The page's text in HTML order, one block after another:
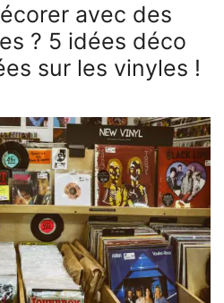
avec des
? 5 idées déco
sur les vinyles !